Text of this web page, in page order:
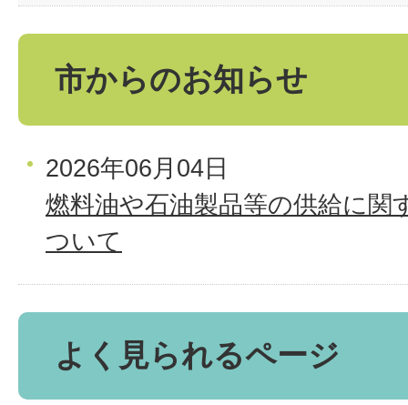
市からのお知らせ
2026年06月04日
燃料油や石油製品等の供給に関
ついて
よく見られるページ